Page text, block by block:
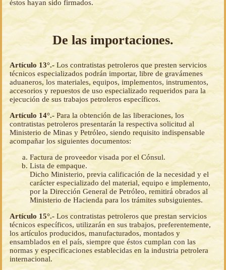
éstos hayan sido firmados.
De las importaciones.
Artículo 13°.- Los contratistas petroleros que presten servicios
técnicos especializados podrán importar, libre de gravámenes
aduaneros, los materiales, equipos, implementos, instrumentos,
accesorios y repuestos de uso especializado requeridos para la
ejecución de sus trabajos petroleros específicos.
Artículo 14°.- Para la obtención de las liberaciones, los
contratistas petroleros presentarán la respectiva solicitud al
Ministerio de Minas y Petróleo, siendo requisito indispensable
acompañar los siguientes documentos:
Factura de proveedor visada por el Cónsul.
Lista de empaque.
Dicho Ministerio, previa calificación de la necesidad y el
carácter especializado del material, equipo e implemento,
por la Dirección General de Petróleo, remitirá obrados al
Ministerio de Hacienda para los trámites subsiguientes.
Artículo 15°.- Los contratistas petroleros que prestan servicios
técnicos específicos, utilizarán en sus trabajos, preferentemente,
los artículos producidos, manufacturados, montados y
ensamblados en el país, siempre que éstos cumplan con las
normas y especificaciones establecidas en la industria petrolera
internacional.